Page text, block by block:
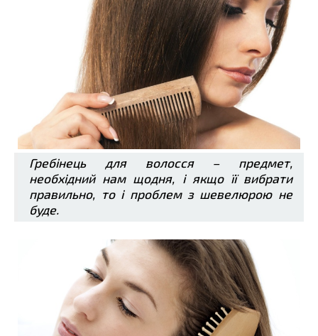
Гребінець для волосся – предмет,
необхідний нам щодня, і якщо її вибрати
правильно, то і проблем з шевелюрою не
буде.